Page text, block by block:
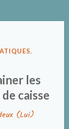
,
les
caisse
(Lui)